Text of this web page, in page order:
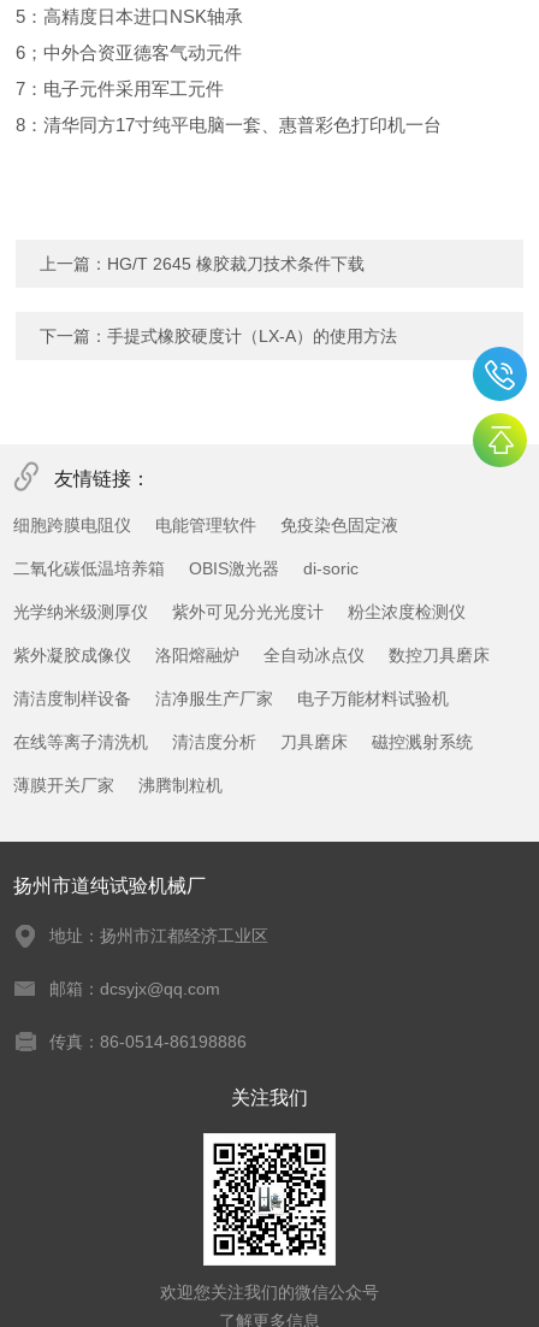
5：高精度日本进口NSK轴承
6；中外合资亚德客气动元件
7：电子元件采用军工元件
8：清华同方17寸纯平电脑一套、惠普彩色打印机一台
上一篇： HG/T 2645 橡胶裁刀技术条件下载
下一篇：手提式橡胶硬度计（LX-A）的使用方法
友情链接：
细胞跨膜电阻仪 电能管理软件 免疫染色固定液
二氧化碳低温培养箱 OBIS激光器 di-soric
光学纳米级测厚仪 紫外可见分光光度计 粉尘浓度检测仪
紫外凝胶成像仪 洛阳熔融炉 全自动冰点仪 数控刀具磨床
清洁度制样设备 洁净服生产厂家 电子万能材料试验机
在线等离子清洗机 清洁度分析 刀具磨床 磁控溅射系统
薄膜开关厂家 沸腾制粒机
扬州市道纯试验机械厂
地址：扬州市江都经济工业区
邮箱：dcsyjx@qq.com
传真：86-0514-86198886
关注我们
欢迎您关注我们的微信公众号
了解更多信息